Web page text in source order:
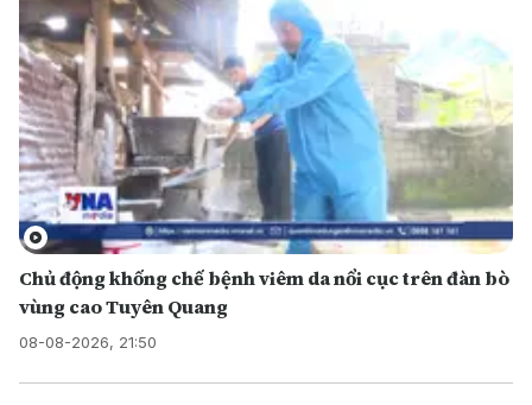
Chủ động khống chế bệnh viêm da nổi cục trên đàn bò
vùng cao Tuyên Quang
08-08-2026, 21:50